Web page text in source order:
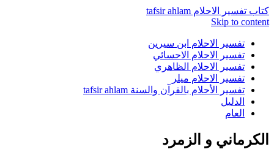
كتاب تفسير الاحلام tafsir ahlam
Skip to content
تفسير الاحلام ابن سيرين
تفسير الاحلام الاحسائي
تفسير الاحلام الظاهري
تفسير الاحلام ميلر
تفسير الأحلام بالقرآن والسنة tafsir ahlam
الدليل
العام
الكرماني و الزمرد